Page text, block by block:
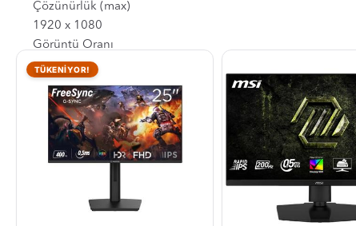
Çözünürlük (max)
1920 x 1080
Görüntü Oranı
16:9 (Geniş Ekran)
Dokunmatik Ekran
Yok
HDR
HDR10
Tepki Süresi
Yenileme Hızı (Hz)
TÜKENİYOR!